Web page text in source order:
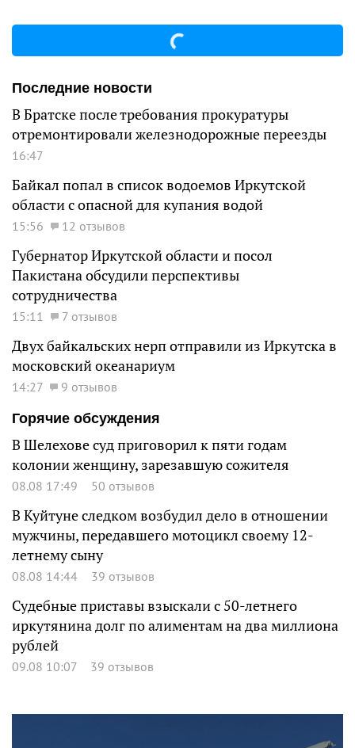
Последние новости
В Братске после требования прокуратуры
отремонтировали железнодорожные переезды
16:47
Байкал попал в список водоемов Иркутской
области с опасной для купания водой
15:56 12 отзывов
Губернатор Иркутской области и посол
Пакистана обсудили перспективы
сотрудничества
15:11 7 отзывов
Двух байкальских нерп отправили из Иркутска в
московский океанариум
14:27
9 отзывов
Горячие обсуждения
В Шелехове суд приговорил к пяти годам
колонии женщину, зарезавшую сожителя
08.08 17:49 50 отзывов
В Куйтуне следком возбудил дело в отношении
мужчины, передавшего мотоцикл своему 12-
летнему сыну
08.08 14:44 39 отзывов
Судебные приставы взыскали с 50-летнего
иркутянина долг по алиментам на два миллиона
рублей
09.08 10:07 39 отзывов